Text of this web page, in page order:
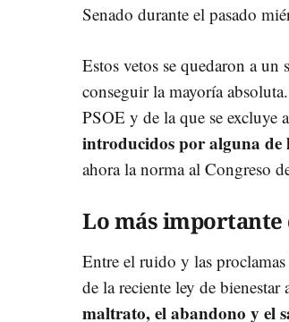
Senado durante el pasado
Estos vetos se quedaron a
conseguir la mayoría
PSOE y de la que se excluye
introducidos por alguna de
ahora la norma al Congreso
Lo más importante
Entre el ruido y las
de la reciente ley de
maltrato, el abandono y el